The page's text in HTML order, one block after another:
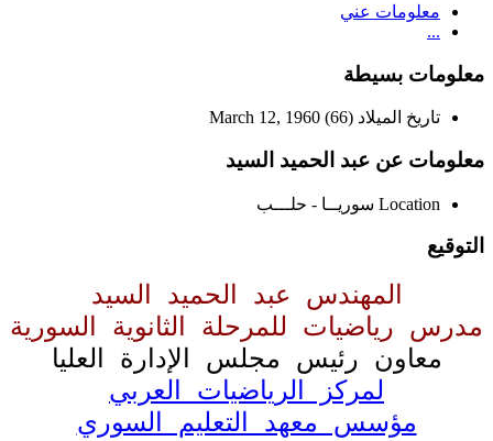
معلومات عني
...
معلومات بسيطة
تاريخ الميلاد March 12, 1960 (66)
معلومات عن عبد الحميد السيد
Location سوريــا - حلـــب
التوقيع
المهندس عبد الحميد السيد
مدرس رياضيات للمرحلة الثانوية السورية
معاون رئيس مجلس الإدارة العليا
لمركز الرياضيات العربي
مؤسس معهد التعليم السوري